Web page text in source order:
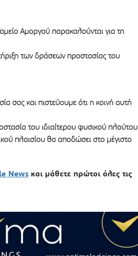
Αμοργού παρακαλούνται για τη
των δράσεων προστασίας του
σας και πιστεύουμε ότι η κοινή αυτή
του ιδιαίτερου φυσικού πλούτου
πλαισίου θα αποδώσει στο μέγιστο
News και μάθετε πρώτοι όλες τις